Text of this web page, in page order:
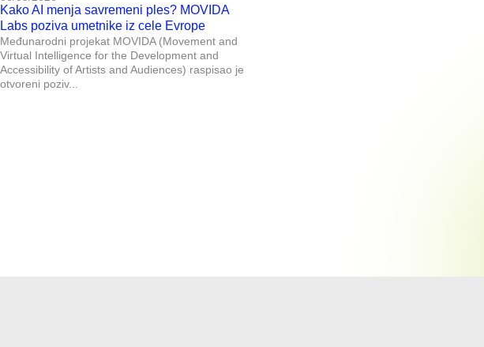
Kako AI menja savremeni ples? MOVIDA
Labs poziva umetnike iz cele Evrope
Međunarodni projekat MOVIDA (Movement and
Virtual Intelligence for the Development and
Accessibility of Artists and Audiences) raspisao je
otvoreni poziv...